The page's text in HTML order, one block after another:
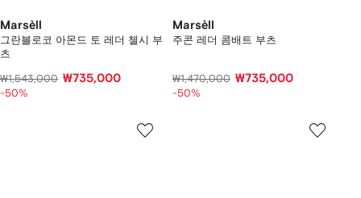
Marsèll
그란블로코 아몬드 토 레더 첼시 부
츠
₩1,543,000 ₩735,000
-50%
Marsèll
주콘 레더 콤배트 부츠
₩1,470,000 ₩735,000
-50%